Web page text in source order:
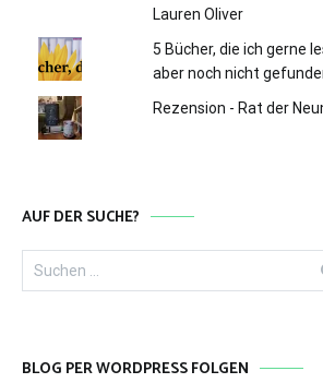
Lauren Oliver
5 Bücher, die ich gerne
aber noch nicht
Rezension - Rat der
AUF DER SUCHE?
nach:
BLOG PER WORDPRESS FOLGEN